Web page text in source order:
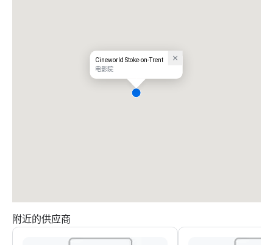
Cineworld Stoke-on-Trent
电影院
附近的供应商